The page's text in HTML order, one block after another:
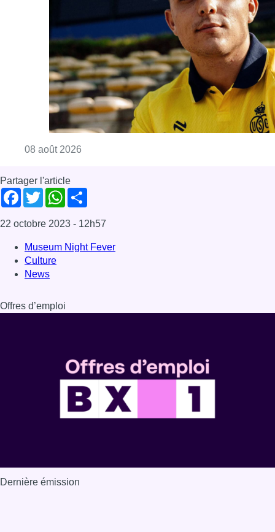
08 août 2026
Partager l'article
Facebook
TwitterWhatsApp
22 octobre 2023 - 12h57
Museum Night Fever
Culture
News
Offres d’emploi
Dernière émission